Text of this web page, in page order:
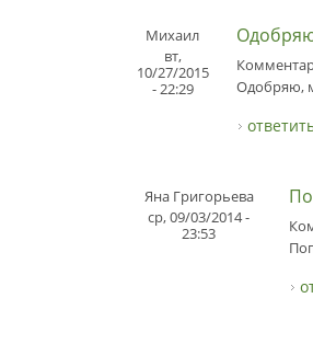
Михаил
вт,
10/27/2015
- 22:29
Одобряю,
Яна Григорьева
ср, 09/03/2014 -
23:53